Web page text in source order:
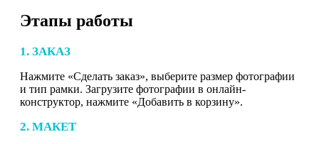
Этапы работы
1. ЗАКАЗ
Нажмите «Сделать заказ», выберите размер фотографии
и тип рамки. Загрузите фотографии в онлайн-
конструктор, нажмите «Добавить в корзину».
2. МАКЕТ